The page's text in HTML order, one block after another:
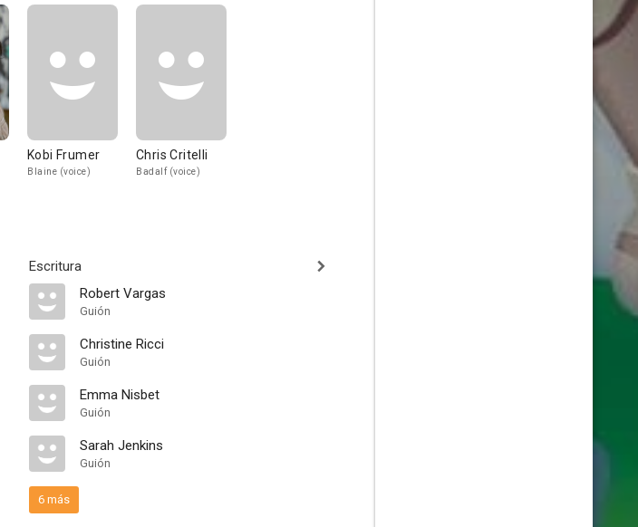
Kobi Frumer
Blaine (voice)
Chris Critelli
Badalf (voice)
Escritura
Robert Vargas
Guión
Christine Ricci
Guión
Emma Nisbet
Guión
Sarah Jenkins
Guión
6 más